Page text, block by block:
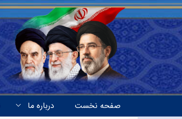
صفحه نخست درباره ما